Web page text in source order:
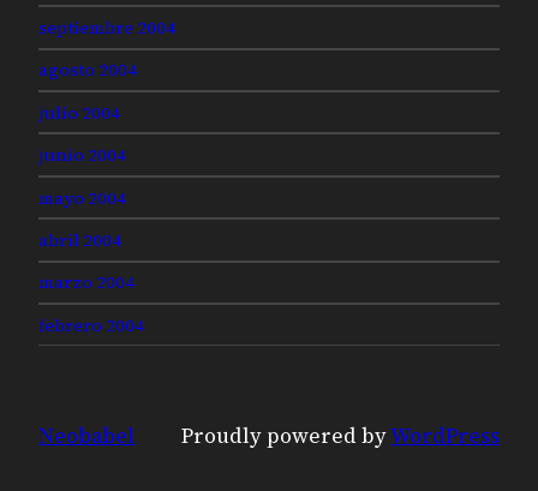
septiembre 2004
agosto 2004
julio 2004
junio 2004
mayo 2004
abril 2004
marzo 2004
febrero 2004
Neobabel Proudly powered byWordPress